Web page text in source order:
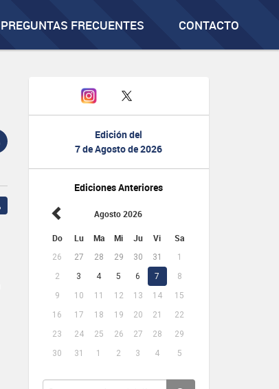
PREGUNTAS FRECUENTES CONTACTO
Edición del
7 de Agosto de 2026
Ediciones Anteriores
Agosto 2026
Do Lu Ma Mi Ju Vi Sa
26 27 28 29 30 31
1
2
3 4 5 6 7
8
9
10 11 12 13 14
15
16
17 18 19 20 21
22
23
24 25 26 27 28
29
30
31 1 2 3 4 5